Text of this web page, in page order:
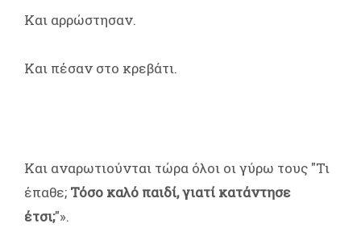
Και αρρώστησαν.
Και πέσαν στο κρεβάτι.
Και αναρωτιούνται τώρα όλοι οι γύρω τους "Τι
έπαθε; Τόσο καλό παιδί, γιατί κατάντησε
έτσι;"».